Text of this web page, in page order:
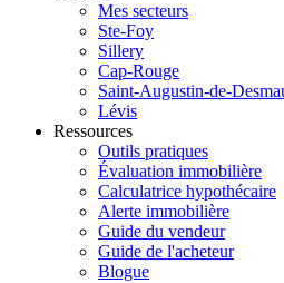
Mes secteurs
Ste-Foy
Sillery
Cap-Rouge
Saint-Augustin-de-
Lévis
Ressources
Outils pratiques
Évaluation immobilière
Calculatrice hypothécaire
Alerte immobilière
Guide du vendeur
Guide de l'acheteur
Blogue